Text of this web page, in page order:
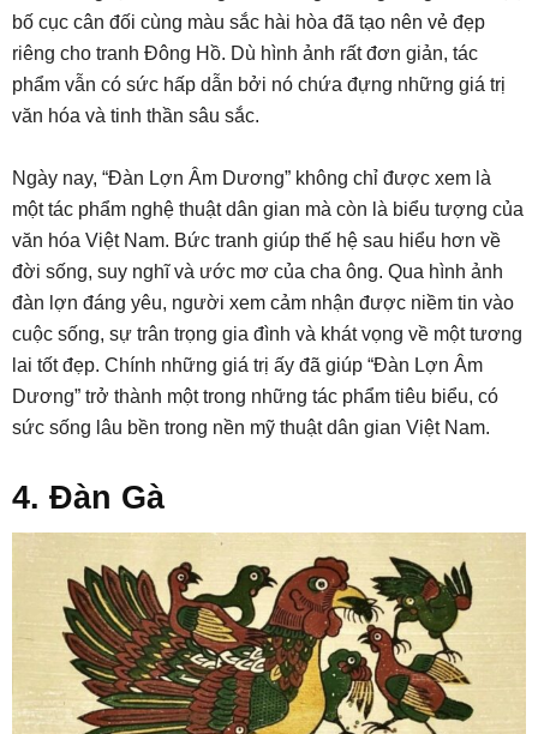
bố cục cân đối cùng màu sắc hài hòa đã tạo nên vẻ đẹp
riêng cho tranh Đông Hồ. Dù hình ảnh rất đơn giản, tác
phẩm vẫn có sức hấp dẫn bởi nó chứa đựng những giá trị
văn hóa và tinh thần sâu sắc.
Ngày nay, “Đàn Lợn Âm Dương” không chỉ được xem là
một tác phẩm nghệ thuật dân gian mà còn là biểu tượng của
văn hóa Việt Nam. Bức tranh giúp thế hệ sau hiểu hơn về
đời sống, suy nghĩ và ước mơ của cha ông. Qua hình ảnh
đàn lợn đáng yêu, người xem cảm nhận được niềm tin vào
cuộc sống, sự trân trọng gia đình và khát vọng về một tương
lai tốt đẹp. Chính những giá trị ấy đã giúp “Đàn Lợn Âm
Dương” trở thành một trong những tác phẩm tiêu biểu, có
sức sống lâu bền trong nền mỹ thuật dân gian Việt Nam.
4. Đàn Gà